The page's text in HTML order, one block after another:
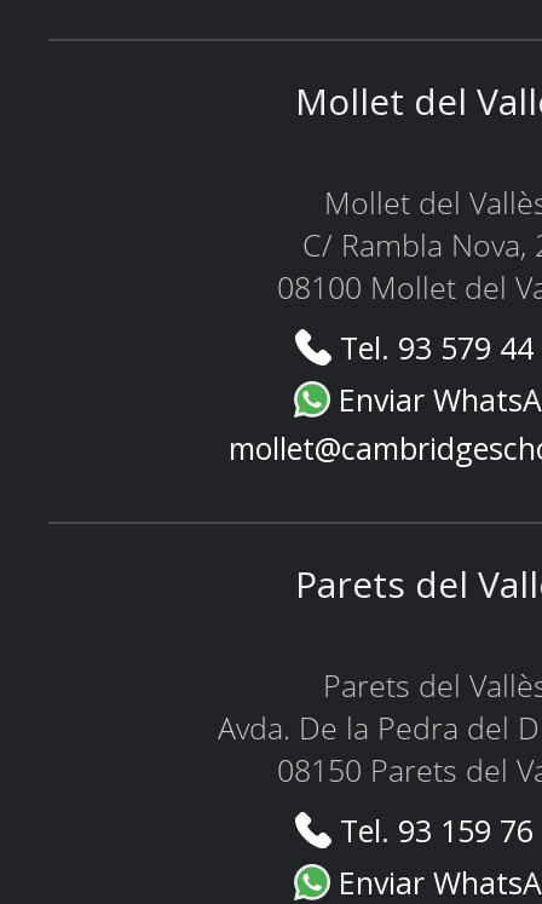
Mollet del
Mollet del
C/ Rambla Nova,
08100 Mollet del
Tel. 93 579
Enviar
Parets del
Parets del
Avda. De la Pedra del
08150 Parets del
Tel. 93 159
Enviar